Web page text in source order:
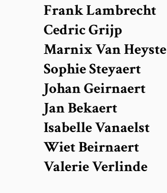
Frank Lambrecht
Cedric Grijp
Marnix Van Heyste
Sophie Steyaert
Johan Geirnaert
Jan Bekaert
Isabelle Vanaelst
Wiet Beirnaert
Valerie Verlinde